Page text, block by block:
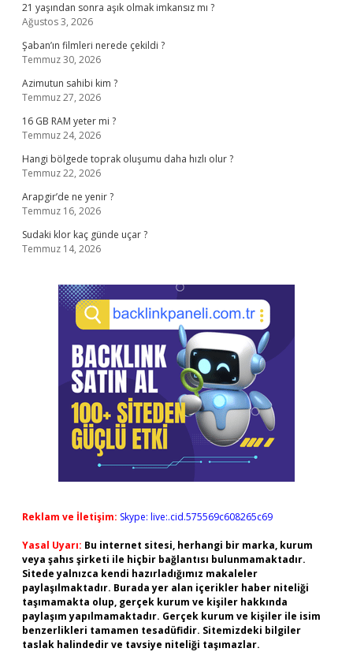
21 yaşından sonra aşık olmak imkansız mı ?
Ağustos 3, 2026
Şaban’ın filmleri nerede çekildi ?
Temmuz 30, 2026
Azimutun sahibi kim ?
Temmuz 27, 2026
16 GB RAM yeter mi ?
Temmuz 24, 2026
Hangi bölgede toprak oluşumu daha hızlı olur ?
Temmuz 22, 2026
Arapgir’de ne yenir ?
Temmuz 16, 2026
Sudaki klor kaç günde uçar ?
Temmuz 14, 2026
Reklam ve İletişim: Skype: live:.cid.575569c608265c69
Yasal Uyarı: Bu internet sitesi, herhangi bir marka, kurum
veya şahıs şirketi ile hiçbir bağlantısı bulunmamaktadır.
Sitede yalnızca kendi hazırladığımız makaleler
paylaşılmaktadır. Burada yer alan içerikler haber niteliği
taşımamakta olup, gerçek kurum ve kişiler hakkında
paylaşım yapılmamaktadır. Gerçek kurum ve kişiler ile isim
benzerlikleri tamamen tesadüfidir. Sitemizdeki bilgiler
taslak halindedir ve tavsiye niteliği taşımazlar.